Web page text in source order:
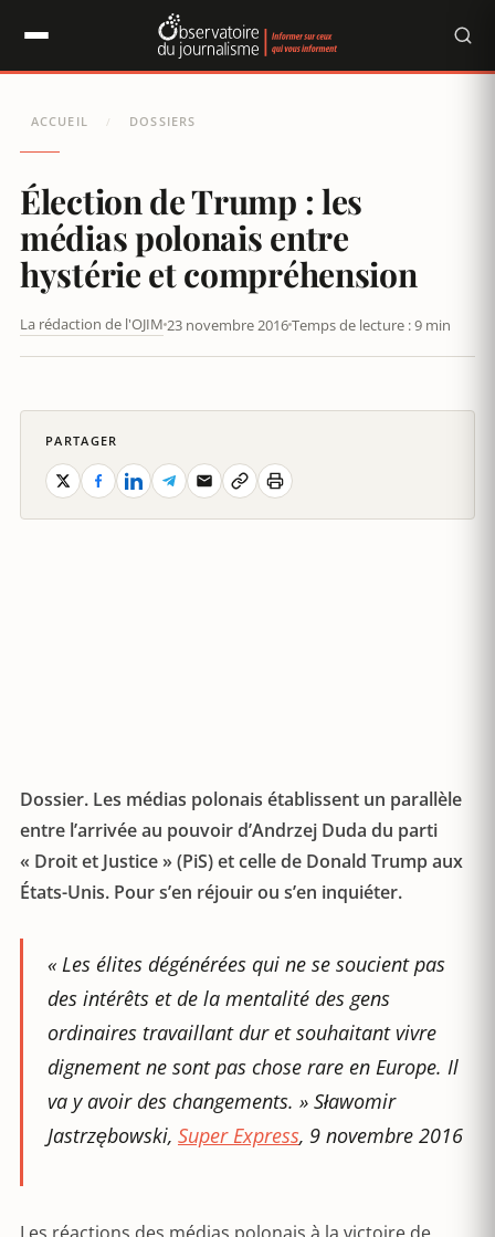
ACCUEIL / DOSSIERS
Élection de Trump : les
médias polonais entre
hystérie et compréhension
La rédaction de l'OJIM 23 novembre 2016Temps de lecture : 9 min
Dossier. Les médias polonais établissent un parallèle
entre l’arrivée au pouvoir d’Andrzej Duda du parti
« Droit et Justice » (PiS) et celle de Donald Trump aux
États-Unis. Pour s’en réjouir ou s’en inquiéter.
« Les élites dégénérées qui ne se soucient pas
des intérêts et de la mentalité des gens
ordinaires travaillant dur et souhaitant vivre
dignement ne sont pas chose rare en Europe. Il
va y avoir des changements. » Sławomir
Jastrzębowski, Super Express, 9 novembre 2016
PARTAGER
Panneau de gestion des cookies